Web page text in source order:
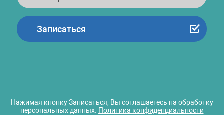
Нажимая кнопку Записаться, Вы соглашаетесь на обработку
персональных данных. Политика конфиденциальности